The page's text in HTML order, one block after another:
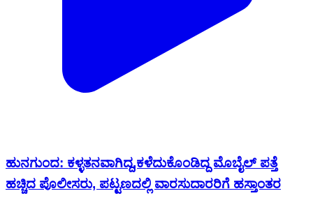
ಹುನಗುಂದ: ಕಳ್ಳತನವಾಗಿದ್ದ,ಕಳೆದುಕೊಂಡಿದ್ದ ಮೊಬೈಲ್ ಪತ್ತೆ
ಹಚ್ಚಿದ ಪೊಲೀಸರು, ಪಟ್ಟಣದಲ್ಲಿ ವಾರಸುದಾರರಿಗೆ ಹಸ್ತಾಂತರ